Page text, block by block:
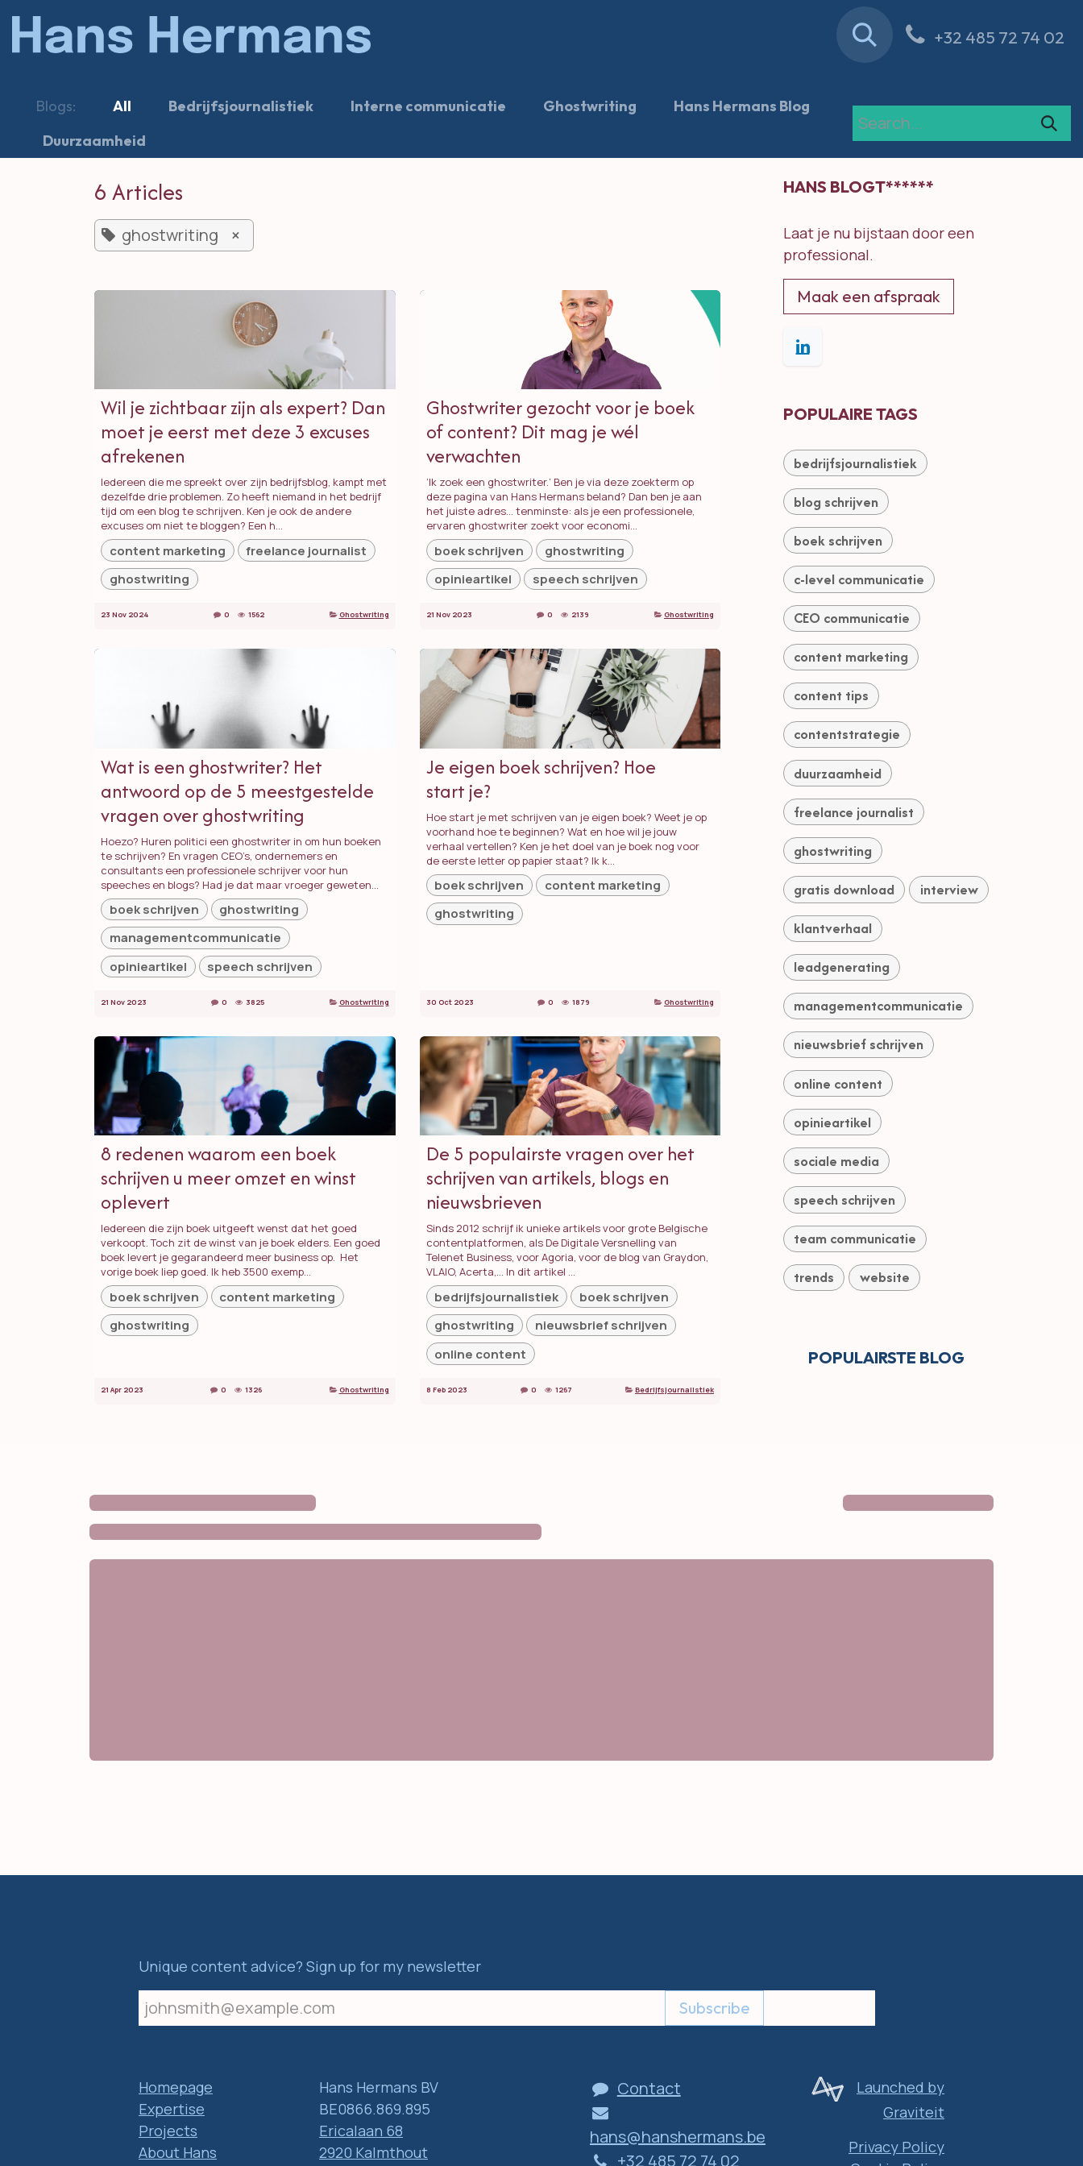
Skip to Content
Blog +32 485 72 74 02
Blogs: All Bedrijfsjournalistiek Interne communicatie Ghostwriting
Hans Hermans Blog
Duurzaamheid
6 Articles
ghostwriting ×
Wil je zichtbaar zijn als expert? Dan
moet je eerst met deze 3 excuses
afrekenen
Iedereen die me spreekt over zijn bedrijfsblog, kampt met
dezelfde drie problemen. Zo heeft niemand in het bedrijf
tijd om een blog te schrijven. Ken je ook de andere
excuses om niet te bloggen? Een h...
content marketing
freelance journalist
ghostwriting
23 Nov 2024 0 1562 Ghostwriting
Ghostwriter gezocht voor je boek
of content? Dit mag je wél
verwachten
‘Ik zoek een ghostwriter.’ Ben je via deze zoekterm op
deze pagina van Hans Hermans beland? Dan ben je aan
het juiste adres… tenminste: als je een professionele,
ervaren ghostwriter zoekt voor economi...
boek schrijven
ghostwriting
opinieartikel
speech schrijven
21 Nov 2023 0 2139 Ghostwriting
Wat is een ghostwriter? Het
antwoord op de 5 meestgestelde
vragen over ghostwriting
Hoezo? Huren politici een ghostwriter in om hun boeken
te schrijven? En vragen CEO’s, ondernemers en
consultants een professionele schrijver voor hun
speeches en blogs? Had je dat maar vroeger geweten...
boek schrijven
ghostwriting
managementcommunicatie
opinieartikel
speech schrijven
21 Nov 2023 0 3825 Ghostwriting
Je eigen boek schrijven? Hoe
start je?
Hoe start je met schrijven van je eigen boek? Weet je op
voorhand hoe te beginnen? Wat en hoe wil je jouw
verhaal vertellen? Ken je het doel van je boek nog voor
de eerste letter op papier staat? Ik k...
boek schrijven
content marketing
ghostwriting
30 Oct 2023 0 1879 Ghostwriting
8 redenen waarom een boek
schrijven u meer omzet en winst
oplevert
Iedereen die zijn boek uitgeeft wenst dat het goed
verkoopt. Toch zit de winst van je boek elders. Een goed
boek levert je gegarandeerd meer business op. ​ Het
vorige boek liep goed. Ik heb 3500 exemp...
boek schrijven
content marketing
ghostwriting
21 Apr 2023 0 1326 Ghostwriting
De 5 populairste vragen over het
schrijven van artikels, blogs en
nieuwsbrieven
Sinds 2012 schrijf ik unieke artikels voor grote Belgische
contentplatformen, als De Digitale Versnelling van
Telenet Business, voor Agoria, voor de blog van Graydon,
VLAIO, Acerta,... In dit artikel ...
bedrijfsjournalistiek
boek schrijven
ghostwriting
nieuwsbrief schrijven
online content
8 Feb 2023 0 1267 Bedrijfsjournalistiek
HANS BLOGT******
Laat je nu bijstaan door een
professional.
Maak een afspraak
POPULAIRE TAGS
bedrijfsjournalistiek
blog schrijven
boek schrijven
c-level communicatie
CEO communicatie
content marketing
content tips
contentstrategie
duurzaamheid
freelance journalist
ghostwriting
gratis download
interview
klantverhaal
leadgenerating
managementcommunicatie
nieuwsbrief schrijven
online content
opinieartikel
sociale media
speech schrijven
team communicatie
trends
website
POPULAIRS​TE BLOG
Unique content advice? Sign up for my newsletter
Subscribe
Homepage
Expertise
Projects
About Hans
Hans Hermans BV
BE0866.869.895
Ericalaan 68
2920 Kalmthout
Contact
hans@hanshermans.be
+32 485 72 74 02
Launched by
Graviteit
Privacy Policy